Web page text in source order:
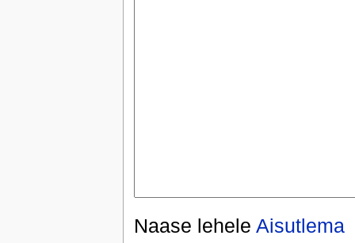
Naase lehele Aisutlema